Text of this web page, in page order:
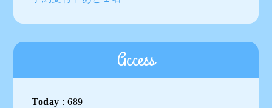
Access
Today :689